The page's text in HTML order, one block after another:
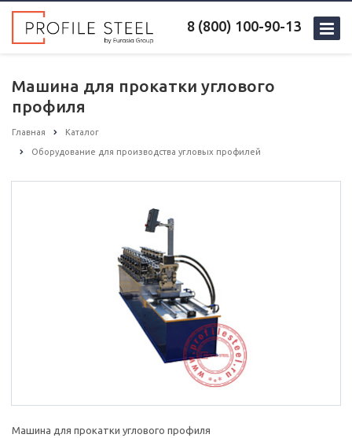
8 (800) 100-90-13
Машина для прокатки углового
профиля
Главная Каталог
Оборудование для производства угловых профилей
Машина для прокатки углового профиля